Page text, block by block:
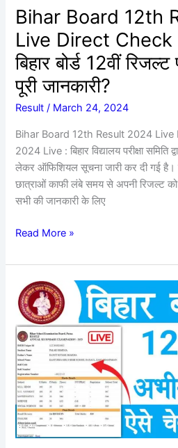
Bihar Board 12th
Live Direct
बिहार बोर्ड 12वीं
पूरी जानकारी?
Result / March 24, 2024
Bihar Board 12th Result 2024 Live
2024 Live : बिहार विद्यालय परीक्षा समिति
लेकर ऑफिशियल सूचना जारी कर दी गई है।
छात्राओं काफी लंबे समय से अपनी रिजल्ट
सभी की जानकारी के लिए
बिहार
बोर्ड
12वीं
रिजल्ट
प्रकाशित
जाने
पूरी
Read More »
Bihar
Board
12th
Result
2024
:
अभी-
अभी
हुआ
रिजल्ट